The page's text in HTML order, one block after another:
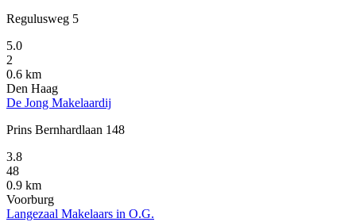
Regulusweg 5
5.0
2
0.6 km
Den Haag
De Jong Makelaardij
Prins Bernhardlaan 148
3.8
48
0.9 km
Voorburg
Langezaal Makelaars in O.G.